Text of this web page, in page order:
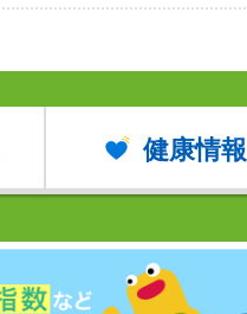
健康情報